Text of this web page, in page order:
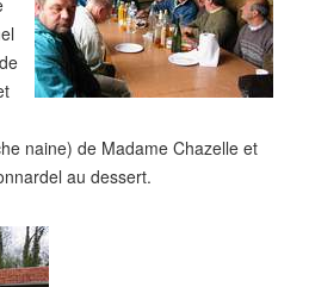
naine) de Madame Chazelle et
au dessert.